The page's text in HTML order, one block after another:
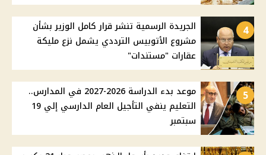
4
الجريدة الرسمية تنشر قرار كامل الوزير بشأن
مشروع الأتوبيس الترددي يشمل نزع مليكة
عقارات "مستندات"
5
موعد بدء الدراسة 2026-2027 في المدارس..
التعليم ينفي التأجيل العام الدارسي إلي 19
سبتمبر